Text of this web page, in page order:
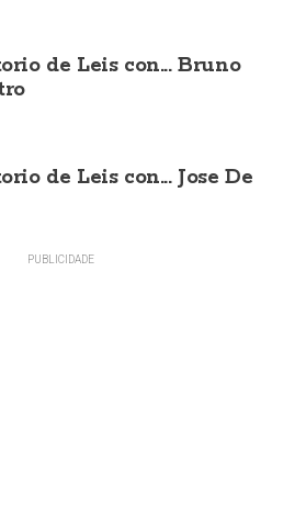
de Leis con... Bruno
de Leis con... Jose De